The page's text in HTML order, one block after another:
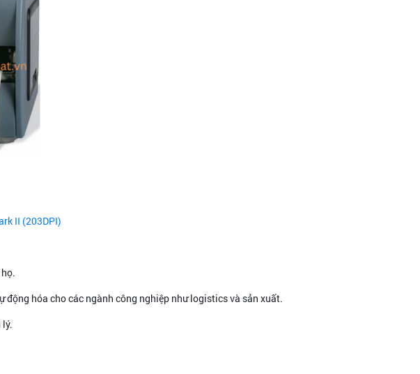
II (203DPI)
động hóa cho các ngành công nghiệp như logistics và sản xuất.